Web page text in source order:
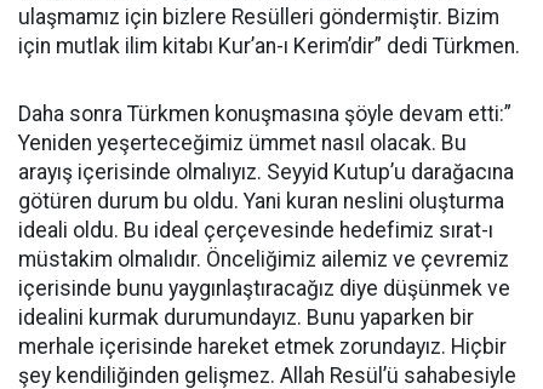
ulaşmamız için bizlere Resülleri göndermiştir. Bizim
için mutlak ilim kitabı Kur’an-ı Kerim’dir” dedi Türkmen.
Daha sonra Türkmen konuşmasına şöyle devam etti:”
Yeniden yeşerteceğimiz ümmet nasıl olacak. Bu
arayış içerisinde olmalıyız. Seyyid Kutup’u darağacına
götüren durum bu oldu. Yani kuran neslini oluşturma
ideali oldu. Bu ideal çerçevesinde hedefimiz sırat-ı
müstakim olmalıdır. Önceliğimiz ailemiz ve çevremiz
içerisinde bunu yaygınlaştıracağız diye düşünmek ve
idealini kurmak durumundayız. Bunu yaparken bir
merhale içerisinde hareket etmek zorundayız. Hiçbir
şey kendiliğinden gelişmez. Allah Resül’ü sahabesiyle